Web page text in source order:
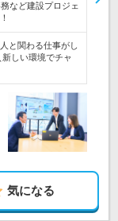
など建設プロジェ
と関わる仕事がし
しい環境でチャ
気になる